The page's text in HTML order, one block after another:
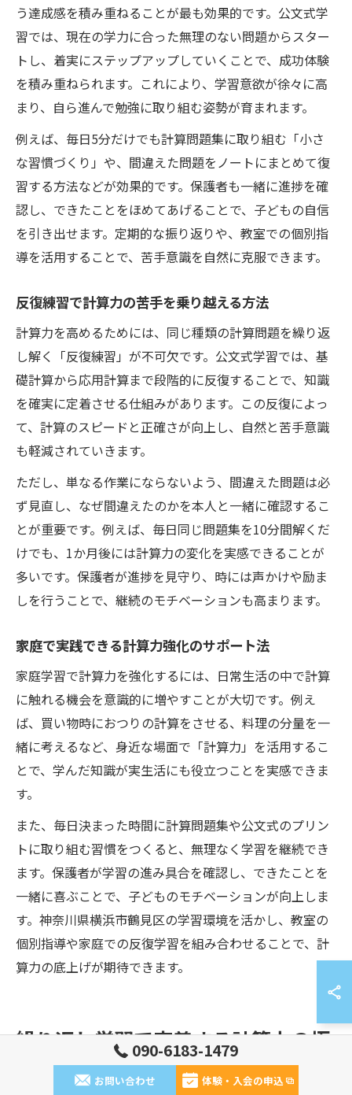
う達成感を積み重ねることが最も効果的です。公文式学
習では、現在の学力に合った無理のない問題からスター
トし、着実にステップアップしていくことで、成功体験
を積み重ねられます。これにより、学習意欲が徐々に高
まり、自ら進んで勉強に取り組む姿勢が育まれます。
例えば、毎日5分だけでも計算問題集に取り組む「小さ
な習慣づくり」や、間違えた問題をノートにまとめて復
習する方法などが効果的です。保護者も一緒に進捗を確
認し、できたことをほめてあげることで、子どもの自信
を引き出せます。定期的な振り返りや、教室での個別指
導を活用することで、苦手意識を自然に克服できます。
反復練習で計算力の苦手を乗り越える方法
計算力を高めるためには、同じ種類の計算問題を繰り返
し解く「反復練習」が不可欠です。公文式学習では、基
礎計算から応用計算まで段階的に反復することで、知識
を確実に定着させる仕組みがあります。この反復によっ
て、計算のスピードと正確さが向上し、自然と苦手意識
も軽減されていきます。
ただし、単なる作業にならないよう、間違えた問題は必
ず見直し、なぜ間違えたのかを本人と一緒に確認するこ
とが重要です。例えば、毎日同じ問題集を10分間解くだ
けでも、1か月後には計算力の変化を実感できることが
多いです。保護者が進捗を見守り、時には声かけや励ま
しを行うことで、継続のモチベーションも高まります。
家庭で実践できる計算力強化のサポート法
家庭学習で計算力を強化するには、日常生活の中で計算
に触れる機会を意識的に増やすことが大切です。例え
ば、買い物時におつりの計算をさせる、料理の分量を一
緒に考えるなど、身近な場面で「計算力」を活用するこ
とで、学んだ知識が実生活にも役立つことを実感できま
す。
また、毎日決まった時間に計算問題集や公文式のプリン
トに取り組む習慣をつくると、無理なく学習を継続でき
ます。保護者が学習の進み具合を確認し、できたことを
一緒に喜ぶことで、子どものモチベーションが向上しま
す。神奈川県横浜市鶴見区の学習環境を活かし、教室の
個別指導や家庭での反復学習を組み合わせることで、計
算力の底上げが期待できます。
繰り返し学習で定着する計算力の極
090-6183-1479
お問い合わせ 体験・入会の申込